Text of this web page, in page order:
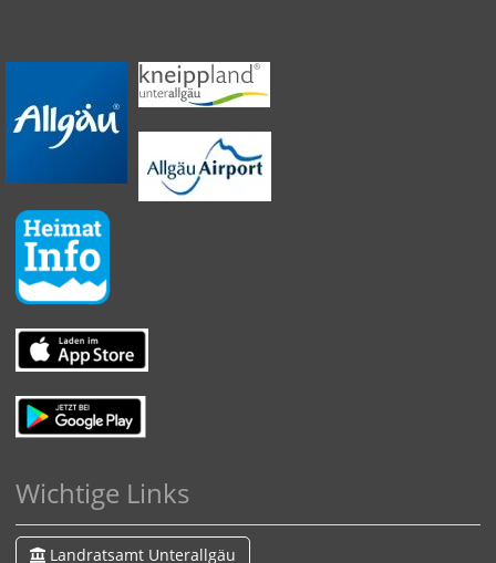
Wichtige Links
Landratsamt Unterallgäu